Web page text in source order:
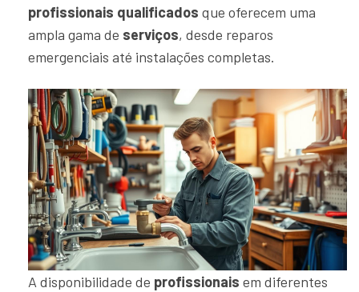
profissionais qualificados que oferecem uma
ampla gama de serviços, desde reparos
emergenciais até instalações completas.
A disponibilidade de profissionais em diferentes